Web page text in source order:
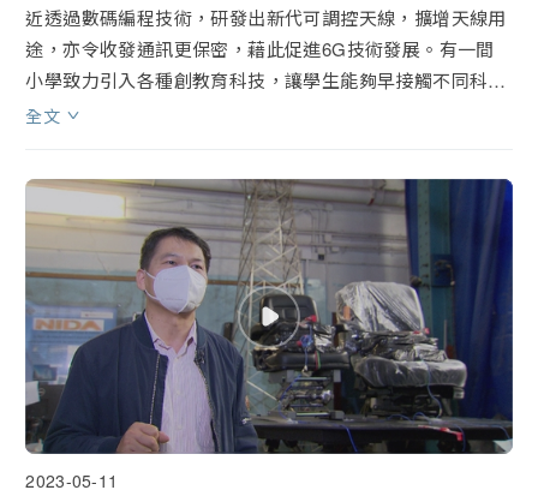
近透過數碼編程技術，研發出新代可調控天線，擴增天線用
途，亦令收發通訊更保密，藉此促進6G技術發展。有一間
小學致力引入各種創教育科技，讓學生能夠早接觸不同科技
趨勢，引起他們的興趣。
全文
2023-05-11